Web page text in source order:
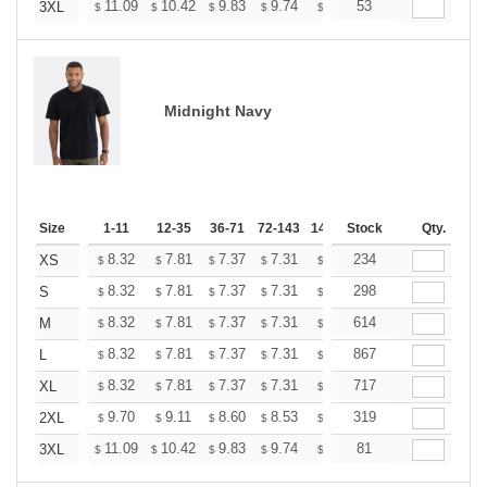
3XL $ 11.09 $ 10.42 $ 9.83 $ 9.74 $ 53
Midnight Navy
Size 1-11 12-35 36-71 72-143 144-287 288 + More
Stock Qty.
XS $ 8.32 $ 7.81 $ 7.37 $ 7.31 $ 7.18 $
234
S
$ 8.32 $ 7.81 $ 7.37 $ 7.31 $ 7.18 $
298
M
$ 8.32 $ 7.81 $ 7.37 $ 7.31 $ 7.18 $
614
L
$ 8.32 $ 7.81 $ 7.37 $ 7.31 $ 7.18 $
867
XL
$ 8.32 $ 7.81 $ 7.37 $ 7.31 $ 7.18 $
717
2XL
$ 9.70 $ 9.11 $ 8.60 $ 8.53 $ 8.38 $
319
3XL
$ 11.09 $ 10.42 $ 9.83 $ 9.74 $ 81